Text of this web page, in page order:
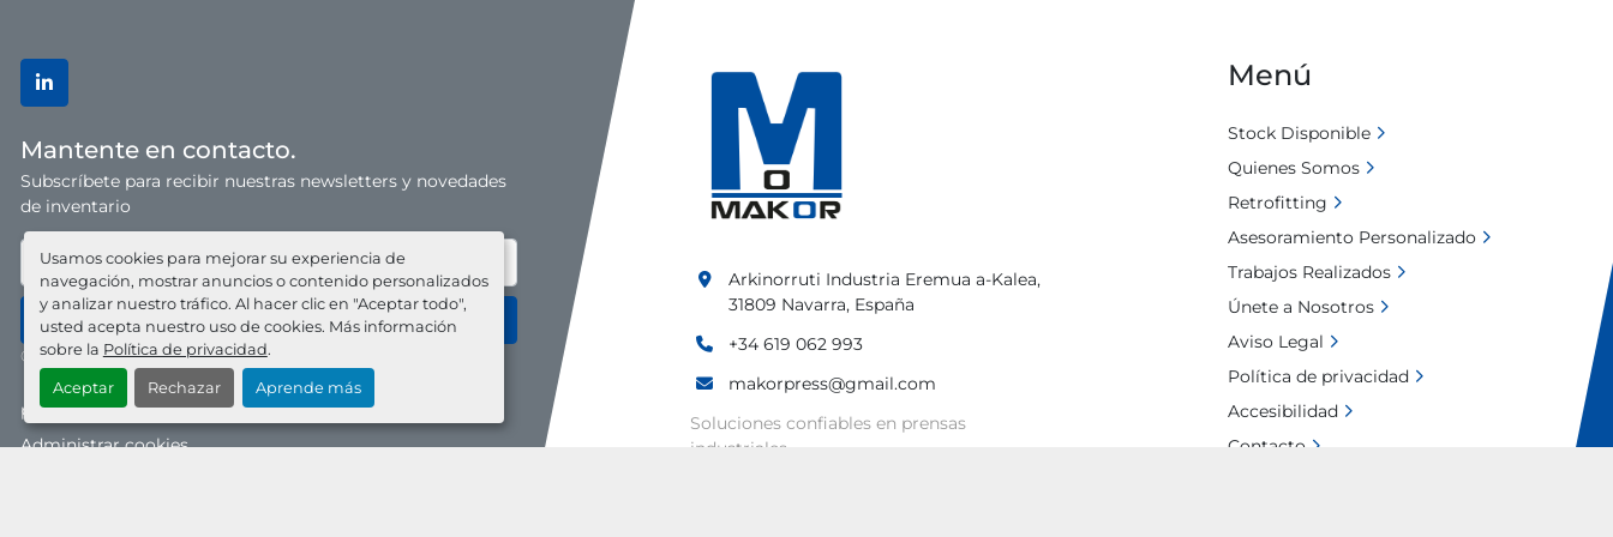
Usamos cookies para mejorar su experiencia de
navegación, mostrar anuncios o contenido personalizados
y analizar nuestro tráfico. Al hacer clic en "Aceptar todo",
usted acepta nuestro uso de cookies. Más información
sobre la Política de privacidad.
Aceptar Rechazar Aprende más
linkedin
Mantente en contacto.
Subscríbete para recibir nuestras newsletters y novedades
de inventario
Suscríbase
© 2025 MAKOR. Todos los derechos reservados.
política de privacidad
Administrar cookies
Arkinorruti Industria Eremua a-Kalea,
31809 Navarra, España
+34 619 062 993
makorpress@gmail.com
Soluciones confiables en prensas
industriales
Menú
Stock Disponible
Quienes Somos
Retrofitting
Asesoramiento Personalizado
Trabajos Realizados
Únete a Nosotros
Aviso Legal
Política de privacidad
Accesibilidad
Contacto